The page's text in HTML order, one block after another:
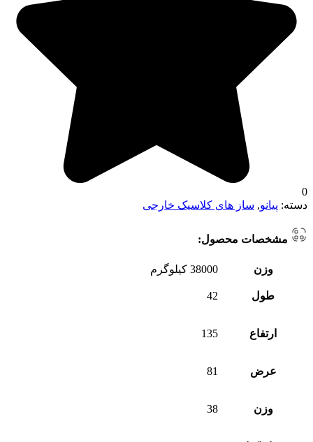
0
دسته: پیانو, ساز های کلاسیک خارجی
مشخصات محصول:
وزن 38000 کیلوگرم
طول 42
ارتفاع 135
عرض 81
وزن 38